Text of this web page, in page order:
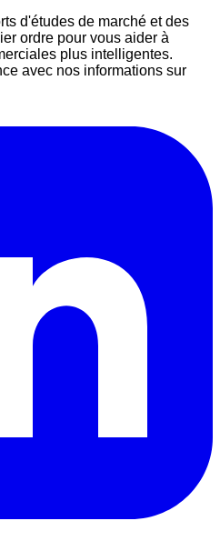
d'études de marché et des
ordre pour vous aider à
plus intelligentes.
avec nos informations sur